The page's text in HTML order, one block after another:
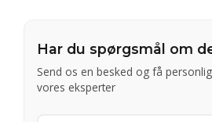
Har du spørgsmål om
Send os en besked og få
vores eksperter